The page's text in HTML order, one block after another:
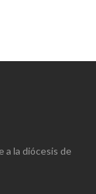
a la diócesis de